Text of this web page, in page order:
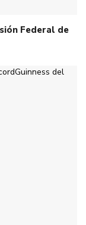
Federal de